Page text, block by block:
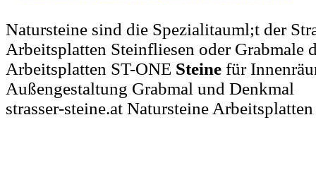
Natursteine sind die Spezialitauml;t der
Arbeitsplatten Steinfliesen oder Grabmale
Arbeitsplatten ST-ONE Steine für
Außengestaltung Grabmal und Denkmal
strasser-steine.at Natursteine